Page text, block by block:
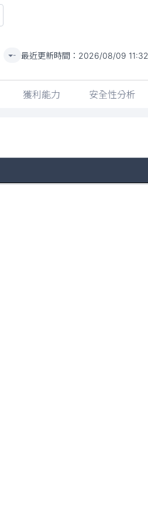
- 最近更新時間： 2026/08/09 11:32
獲利能力 安全性分析